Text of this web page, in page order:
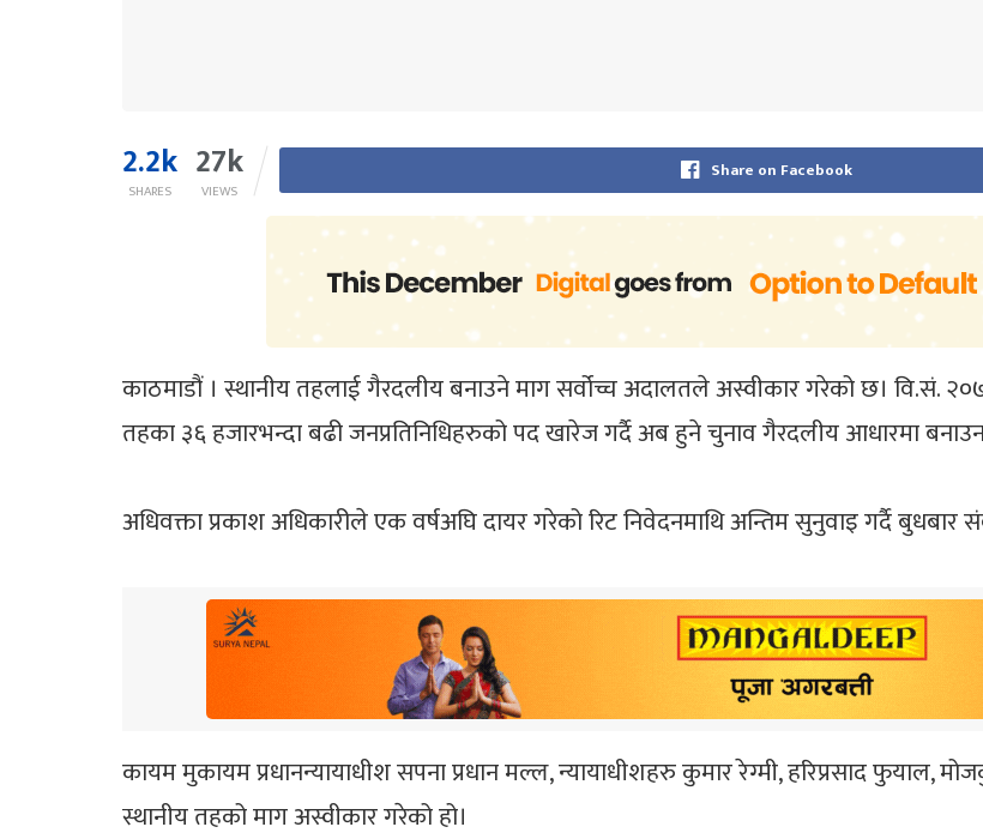
2.2k
SHARES
27k
VIEWS
Share on Facebook
काठमाडौं । स्थानीय तहलाई गैरदलीय बनाउने माग सर्वोच्च अदालतले अस्वीकार गरेको छ। वि.सं.
तहका ३६ हजारभन्दा बढी जनप्रतिनिधिहरुको पद खारेज गर्दै अब हुने चुनाव गैरदलीय आधारमा
अधिवक्ता प्रकाश अधिकारीले एक वर्षअघि दायर गरेको रिट निवेदनमाथि अन्तिम सुनुवाइ गर्दै
कायम मुकायम प्रधानन्यायाधीश सपना प्रधान मल्ल, न्यायाधीशहरु कुमार रेग्मी, हरिप्रसाद
स्थानीय तहको माग अस्वीकार गरेको हो।